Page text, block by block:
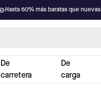
Hasta 60% más baratas que nuevas
De
carretera
De
carga